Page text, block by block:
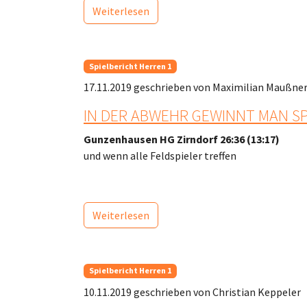
Weiterlesen
Spielbericht Herren 1
17.11.2019 geschrieben von Maximilian Maußner
IN DER ABWEHR GEWINNT MAN
Gunzenhausen HG Zirndorf 26:36 (13:17)
und wenn alle Feldspieler treffen
Weiterlesen
Spielbericht Herren 1
10.11.2019 geschrieben von Christian Keppeler